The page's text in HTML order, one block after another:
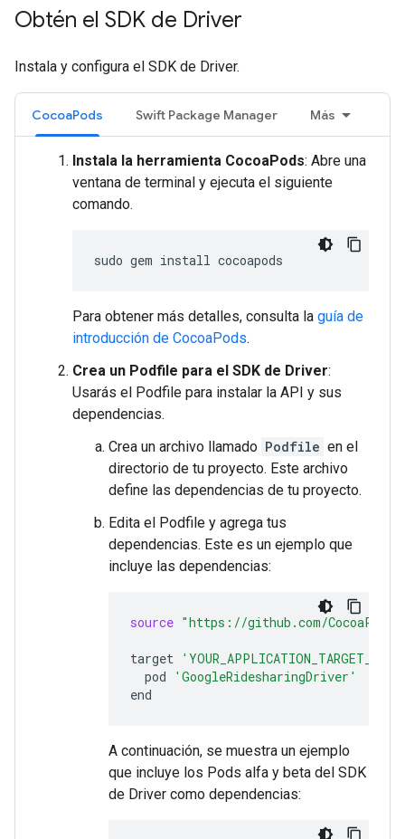
Obtén el SDK de Driver
Instala y configura el SDK de Driver.
CocoaPods Swift Package Manager Más
Instala la herramienta CocoaPods: Abre una
ventana de terminal y ejecuta el siguiente
comando.
sudo gem install
Para obtener más detalles, consulta la guía de
introducción de CocoaPods.
Crea un Podfile para el SDK de Driver:
Usarás el Podfile para instalar la API y sus
dependencias.
Crea un archivo llamado Podfile en el
directorio de tu proyecto. Este archivo
define las dependencias de tu proyecto.
Edita el Podfile y agrega tus
dependencias. Este es un ejemplo que
incluye las dependencias:
source "https://github.com/
target
pod
'GoogleRidesharingDriver'
A continuación, se muestra un ejemplo
que incluye los Pods alfa y beta del SDK
de Driver como dependencias: